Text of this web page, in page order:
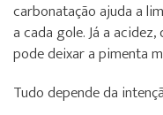
carbonatação ajuda a
a cada gole. Já a
pode deixar a pimenta
Tudo depende da